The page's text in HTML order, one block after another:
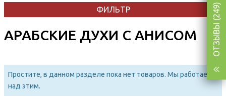
ФИЛЬТР
АРАБСКИЕ ДУХИ С АНИСОМ
Простите, в данном разделе пока нет товаров. Мы работаем
над этим.
ОТЗЫВЫ (249)